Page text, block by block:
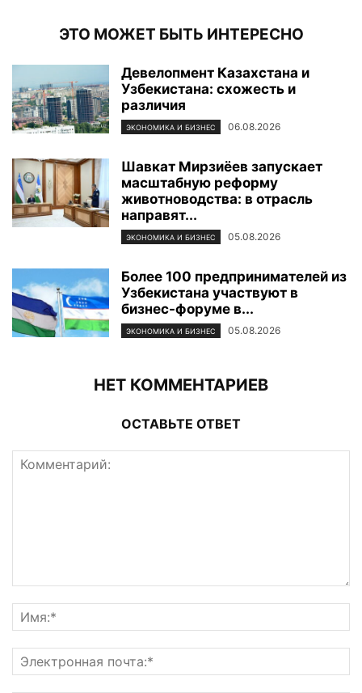
ЭТО МОЖЕТ БЫТЬ ИНТЕРЕСНО
Девелопмент Казахстана и
Узбекистана: схожесть и
различия
ЭКОНОМИКА И БИЗНЕС 06.08.2026
Шавкат Мирзиёев запускает
масштабную реформу
животноводства: в отрасль
направят...
ЭКОНОМИКА И БИЗНЕС 05.08.2026
Более 100 предпринимателей из
Узбекистана участвуют в
бизнес-форуме в...
ЭКОНОМИКА И БИЗНЕС 05.08.2026
НЕТ КОММЕНТАРИЕВ
ОСТАВЬТЕ ОТВЕТ